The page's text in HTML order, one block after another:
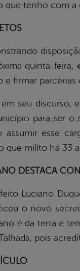
que tenho com a
quinta-feira,
e firmar
em seu discurso,
para ser o
assumir esse
que milito há 33
DESTACA
Luciano
o novo
é da terra e
pois